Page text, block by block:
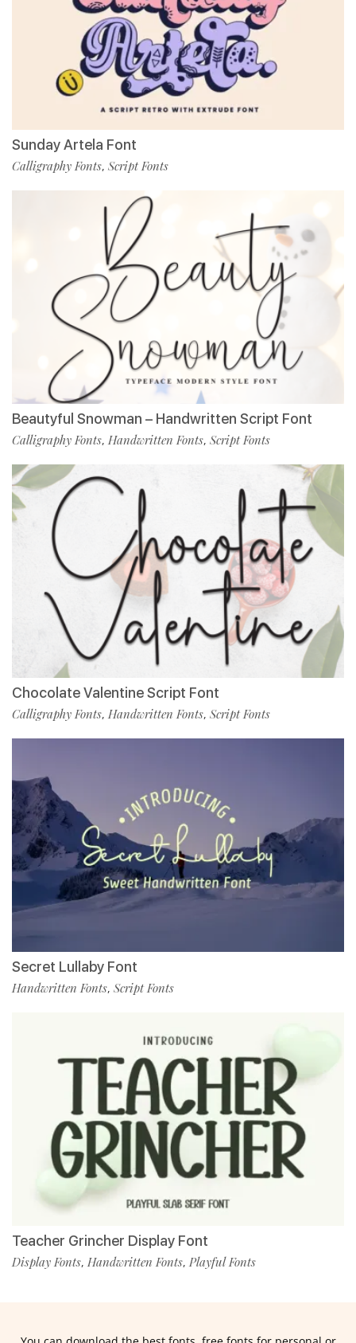
Sunday Artela Font
Calligraphy Fonts, Script Fonts
Beautyful Snowman – Handwritten Script Font
Calligraphy Fonts, Handwritten Fonts, Script Fonts
Chocolate Valentine Script Font
Calligraphy Fonts, Handwritten Fonts, Script Fonts
Secret Lullaby Font
Handwritten Fonts, Script Fonts
Teacher Grincher Display Font
Display Fonts, Handwritten Fonts, Playful Fonts